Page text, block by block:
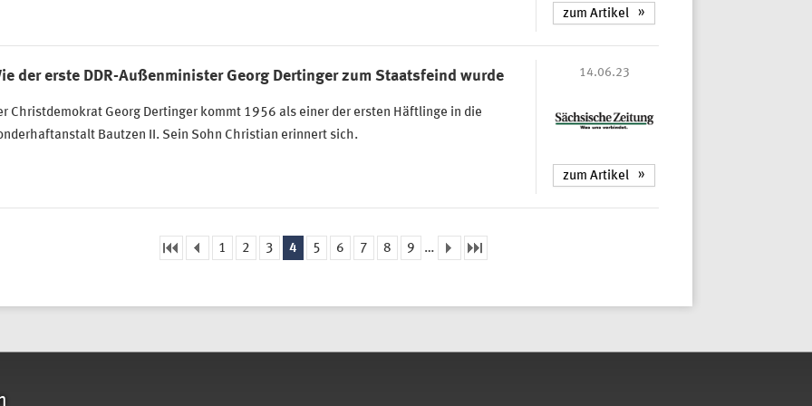
zum Artikel
der erste DDR-Außenminister Georg Dertinger zum Staatsfeind wurde
Christdemokrat Georg Dertinger kommt 1956 als einer der ersten Häftlinge in die
Bautzen II. Sein Sohn Christian erinnert sich.
14.06.23
zum Artikel
1 2 3 4 5 6 7 8 9 …